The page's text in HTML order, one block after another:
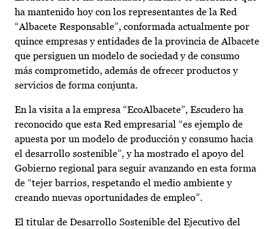
ha mantenido hoy con los representantes de la Red
“Albacete Responsable”, conformada actualmente por
quince empresas y entidades de la provincia de Albacete
que persiguen un modelo de sociedad y de consumo
más comprometido, además de ofrecer productos y
servicios de forma conjunta.
En la visita a la empresa “EcoAlbacete”, Escudero ha
reconocido que esta Red empresarial “es ejemplo de
apuesta por un modelo de producción y consumo hacia
el desarrollo sostenible”, y ha mostrado el apoyo del
Gobierno regional para seguir avanzando en esta forma
de “tejer barrios, respetando el medio ambiente y
creando nuevas oportunidades de empleo”.
El titular de Desarrollo Sostenible del Ejecutivo del